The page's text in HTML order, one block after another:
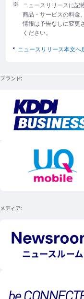
ニュースリリースに記
商品・サービスの料金
情報は予告なしに変更
ください。
ニュースリリース本文へ
ブランド
新規ウィ
新規ウィ
メディア
新規ウィ